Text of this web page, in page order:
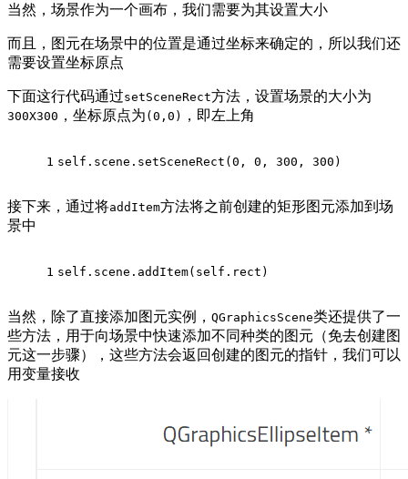
当然，场景作为一个画布，我们需要为其设置大小
而且，图元在场景中的位置是通过坐标来确定的，所以我们还
需要设置坐标原点
下面这行代码通过setSceneRect方法，设置场景的大小为
300X300 ，坐标原点为 (0,0) ，即左上角
1 self.scene.setSceneRect( 0 , 0 , 300 , 300 )
接下来，通过将addItem方法将之前创建的矩形图元添加到场
景中
1 self.scene.addItem(self.rect)
当然，除了直接添加图元实例， QGraphicsScene类还提供了一
些方法，用于向场景中快速添加不同种类的图元（免去创建图
元这一步骤），这些方法会返回创建的图元的指针，我们可以
用变量接收